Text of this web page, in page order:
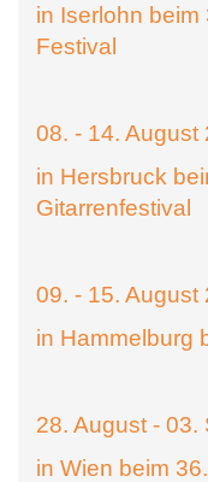
in Iserlohn beim
Festival
08. - 14. August
in Hersbruck
Gitarrenfestival
09. - 15. August
in Hammelburg
28. August - 03.
in Wien beim